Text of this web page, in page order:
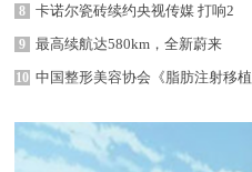
8 卡诺尔瓷砖续约央视传媒 打响2
9 最高续航达580km，全新蔚来
10 中国整形美容协会《脂肪注射移植